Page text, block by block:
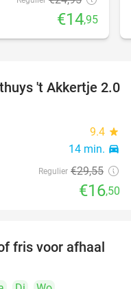
€14,95
44%
't Akkertje 2.0
9.4 star
14 min. directions_car
Regulier €29,55
€16,50
48%
fris voor afhaal